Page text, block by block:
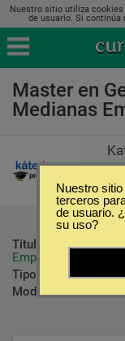
Nuestro sitio utiliza
de usuario. Si continúa
Master en
Medianas
Título ofrecido:
Empresas
Tipo:
Modalidad:
Nuestro
terceros
de usuario.
su uso?